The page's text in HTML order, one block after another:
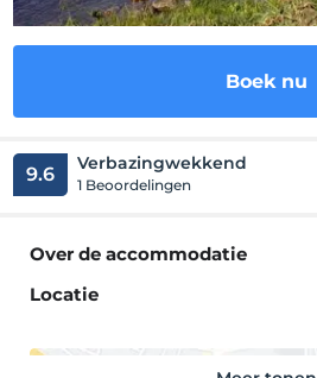
Boek nu
9.6 Verbazingwekkend
1 Beoordelingen
Over de accommodatie
Locatie